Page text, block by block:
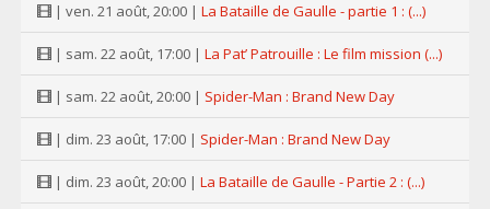
| ven. 21 août, 20:00 | La Bataille de Gaulle - partie 1 : (...)
| sam. 22 août, 17:00 | La Pat’ Patrouille : Le film mission (...)
| sam. 22 août, 20:00 | Spider-Man : Brand New Day
| dim. 23 août, 17:00 | Spider-Man : Brand New Day
| dim. 23 août, 20:00 | La Bataille de Gaulle - Partie 2 : (...)